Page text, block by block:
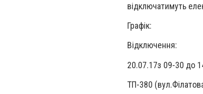
відключатимуть
Графік:
Відключення:
20.07.17з 09-30 до
ТП-380